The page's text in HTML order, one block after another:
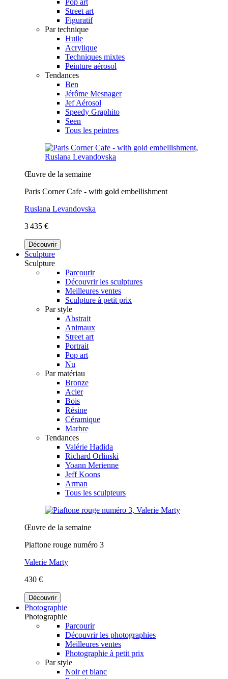
Street art
Figuratif
Par technique
Huile
Acrylique
Techniques mixtes
Peinture aérosol
Tendances
Ben
Jérôme Mesnager
Jef Aérosol
Speedy Graphito
Seen
Tous les peintres
Œuvre de la semaine
Paris Corner Cafe - with gold embellishment
Ruslana Levandovska
3 435 €
Découvrir
Sculpture
Sculpture
Parcourir
Découvrir les sculptures
Meilleures ventes
Sculpture à petit prix
Par style
Abstrait
Animaux
Street art
Portrait
Pop art
Nu
Par matériau
Bronze
Acier
Bois
Résine
Céramique
Marbre
Tendances
Valérie Hadida
Richard Orlinski
Yoann Merienne
Jeff Koons
Arman
Tous les sculpteurs
Œuvre de la semaine
Piaftone rouge numéro 3
Valerie Marty
430 €
Découvrir
Photographie
Photographie
Parcourir
Découvrir les photographies
Meilleures ventes
Photographie à petit prix
Par style
Noir et blanc